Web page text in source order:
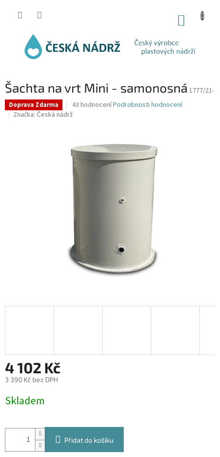
Šachta na vrt Mini - samonosná 1777/21-
Doprava Zdarma
Průměrné
hodnocení
z
5
hvězdiček.
43 hodnoceníPodrobnosti hodnocení
Značka: Česká nádrž
4 102 Kč
3 390 Kč bez DPH
cena:
Skladem
Přidat do košíku